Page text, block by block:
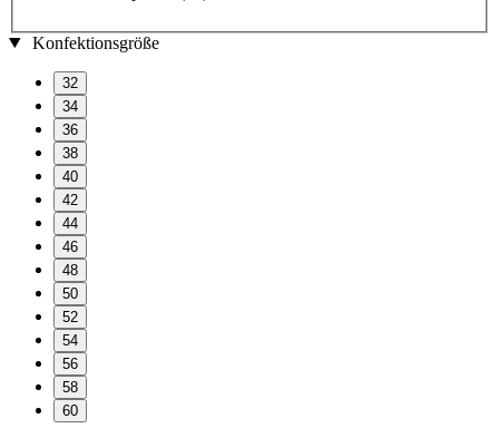
Konfektionsgröße
32
34
36
38
40
42
44
46
48
50
52
54
56
58
60